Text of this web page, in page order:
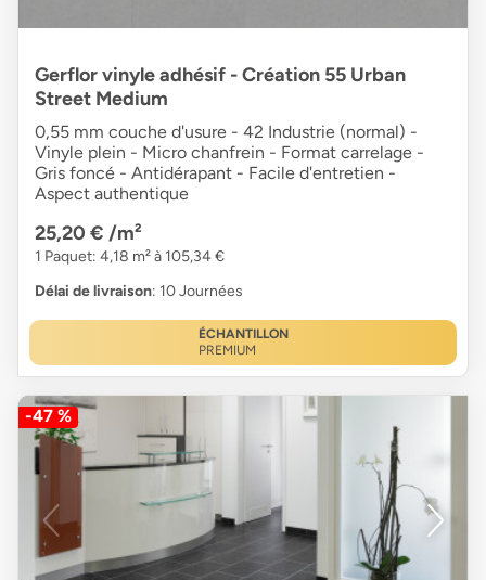
Gerflor vinyle adhésif - Création 55 Urban
Street Medium
0,55 mm couche d'usure - 42 Industrie (normal) -
Vinyle plein - Micro chanfrein - Format carrelage -
Gris foncé - Antidérapant - Facile d'entretien -
Aspect authentique
25,20 € /m²
1 Paquet: 4,18 m² à 105,34 €
Délai de livraison: 10 Journées
ÉCHANTILLON
PREMIUM
-47 %